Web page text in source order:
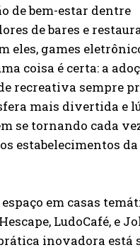
de bem-estar dentre
de bares e
eles, games
coisa é certa: a
recreativa sempre
mais divertida e
se tornando cada
estabelecimentos
em casas
LudoCafé, e
inovadora está